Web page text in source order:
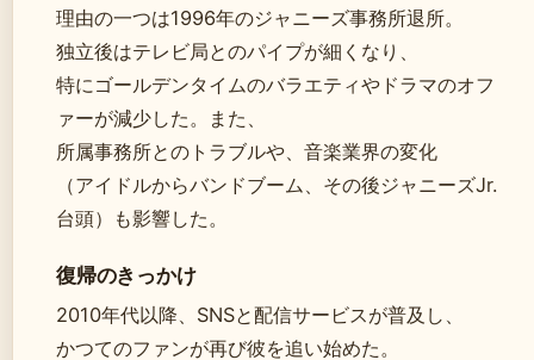
理由の一つは1996年のジャニーズ事務所退所。
独立後はテレビ局とのパイプが細くなり、
特にゴールデンタイムのバラエティやドラマのオフ
ァーが減少した。また、
所属事務所とのトラブルや、音楽業界の変化
（アイドルからバンドブーム、その後ジャニーズJr.
台頭）も影響した。
復帰のきっかけ
2010年代以降、SNSと配信サービスが普及し、
かつてのファンが再び彼を追い始めた。